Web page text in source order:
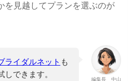
を見越してプランを選ぶのが
編集長 中山
ライダルネット も
できます。